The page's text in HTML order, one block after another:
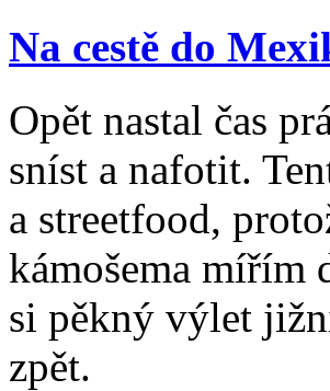
Na cestě do
Opět nastal čas
sníst a nafotit.
a streetfood,
kámošema mířím
si pěkný výlet
zpět.